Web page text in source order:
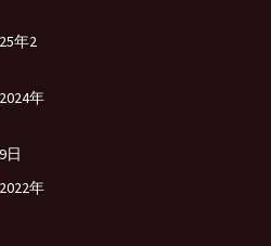
年2
2024年
日
2022年